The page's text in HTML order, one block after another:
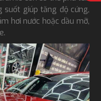
suốt giúp tăng độ cứng,
hơi nước hoặc dầu mỡ,